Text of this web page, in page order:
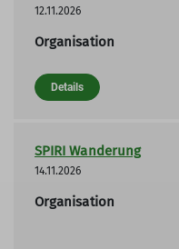
12.11.2026
Organisation
Details
SPIRI Wanderung
14.11.2026
Organisation